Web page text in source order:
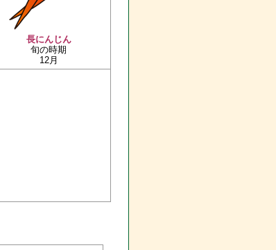
長にんじん
旬の時期
12月